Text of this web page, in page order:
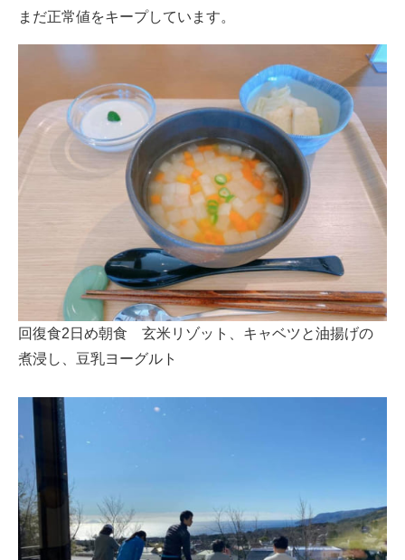
まだ正常値をキープしています。
回復食2日め朝食 玄米リゾット、キャベツと油揚げの
煮浸し、豆乳ヨーグルト